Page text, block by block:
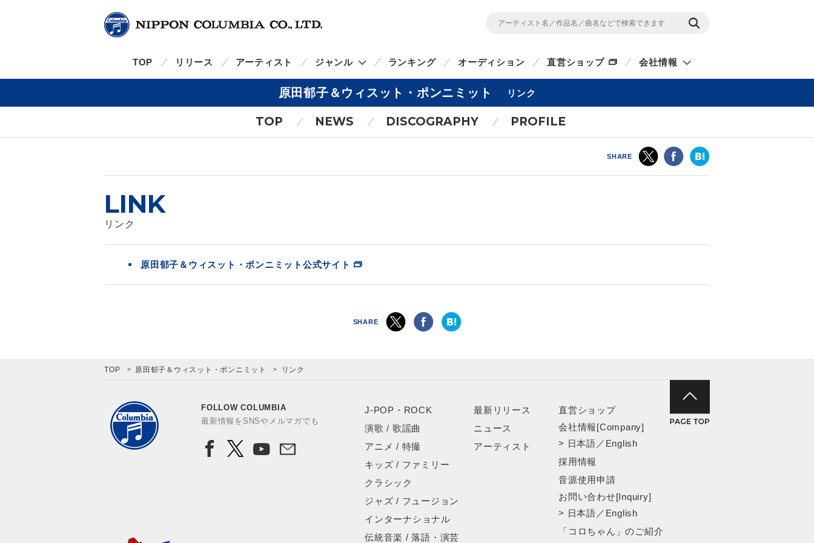
TOP リリース アーティスト ジャンル ランキング オーディション 直営ショップ 会社情報
原田郁子＆ウィスット・ポンニミット リンク
TOP NEWS DISCOGRAPHY PROFILE
SHARE
LINK
リンク
原田郁子＆ウィスット・ポンニミット公式サイト
SHARE
TOP 原田郁子＆ウィスット・ポンニミット リンク
FOLLOW COLUMBIA
最新情報をSNSやメルマガでも
J-POP・ROCK
演歌 / 歌謡曲
アニメ / 特撮
キッズ / ファミリー
クラシック
ジャズ / フュージョン
インターナショナル
伝統音楽 / 落語・演芸
最新リリース
ニュース
アーティスト
直営ショップ
会社情報[Company]
> 日本語 ／ English
採用情報
音源使用申請
お問い合わせ[Inquiry]
> 日本語 ／ English
「コロちゃん」のご紹介